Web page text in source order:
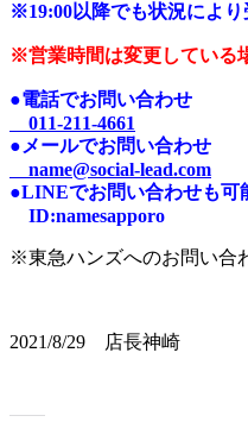
※19:00以降でも状況によ
※営業時間は変更している
●電話でお問い合わせ
011-211-4661
●メールでお問い合わせ
name@social-lead.com
●LINEでお問い合わせも可
ID:namesapporo
※東急ハンズへのお問い合
2021/8/29 店長神崎